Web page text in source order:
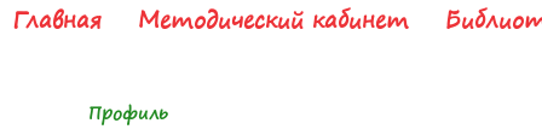
Главная Методический кабинет
Профиль